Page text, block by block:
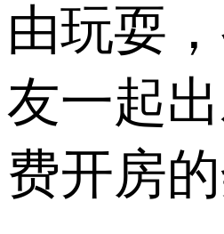
由玩耍
友一起
费开房